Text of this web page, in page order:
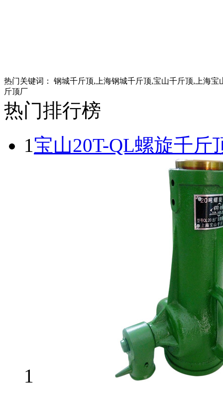
热门关键词：
钢城千斤顶,上海钢城千斤顶,宝山千斤顶,上海
斤顶厂
热门排行榜
1宝山20T-QL螺旋千斤
1